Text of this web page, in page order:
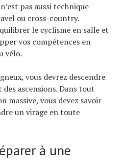
pas aussi technique
ou cross-country.
le cyclisme en salle et
vos compétences en
vélo.
vous devrez descendre
ascensions. Dans tout
massive, vous devez savoir
un virage en toute
à une